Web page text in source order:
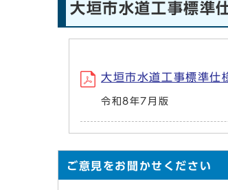
大垣市水道工事標準
大垣市水道工事標準
令和8年7月版
ご意見をお聞かせください